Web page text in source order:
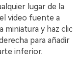
lugar de la
video fuente a
miniatura y haz clic
para añadir
inferior.